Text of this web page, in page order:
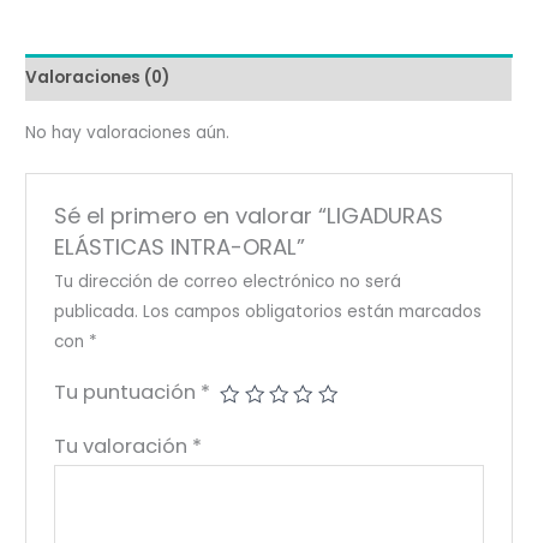
Valoraciones (0)
No hay valoraciones aún.
Sé el primero en valorar “LIGADURAS
ELÁSTICAS INTRA-ORAL”
Tu dirección de correo electrónico no será
publicada. Los campos obligatorios están marcados
con *
Tu puntuación *
Tu valoración *